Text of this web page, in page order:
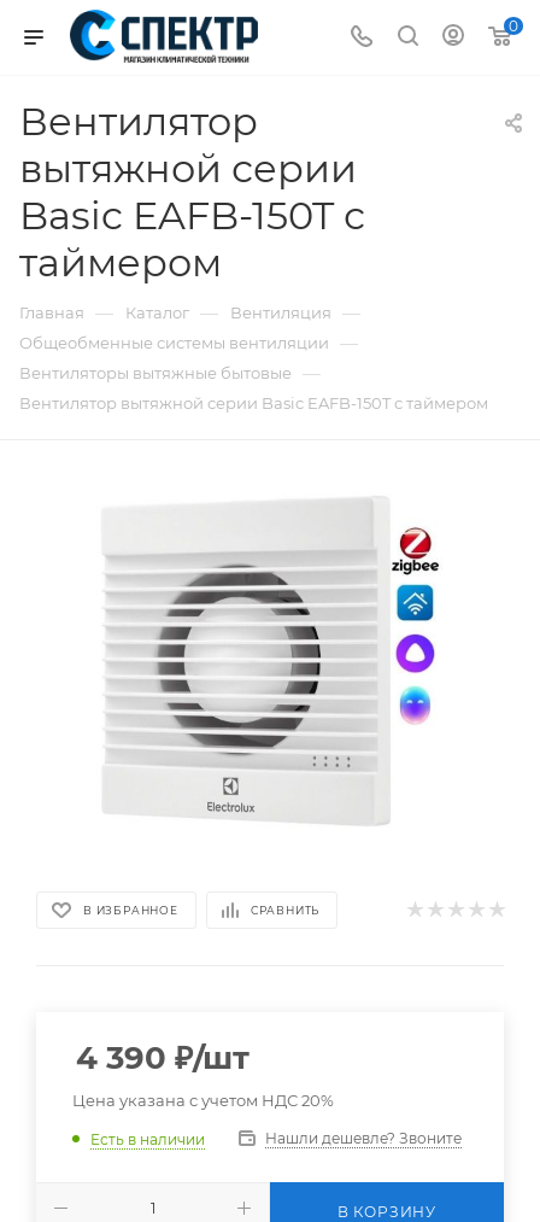
0
Вентилятор
вытяжной серии
Basic EAFB-150T с
таймером
Главная — Каталог — Вентиляция —
Общеобменные системы вентиляции —
Вентиляторы вытяжные бытовые —
Вентилятор вытяжной серии Basic EAFB-150T с таймером
В ИЗБРАННОЕ СРАВНИТЬ
4 390 ₽/шт
Цена указана с учетом НДС 20%
Есть в наличии Нашли дешевле? Звоните
В КОРЗИНУ